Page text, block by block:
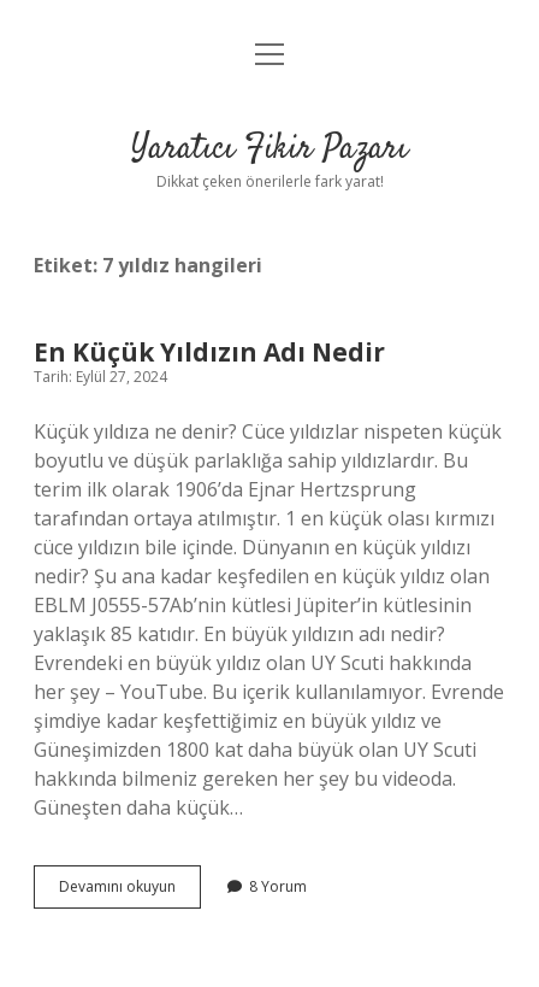
Anasayfa
Yasal Uyarı
menüyü
Yaratıcı Fikir Pazarı
Dikkat çeken önerilerle fark yarat!
Etiket: 7 yıldız hangileri
En Küçük Yıldızın Adı Nedir
Tarih: Eylül 27, 2024
Küçük yıldıza ne denir? Cüce yıldızlar nispeten küçük
boyutlu ve düşük parlaklığa sahip yıldızlardır. Bu
terim ilk olarak 1906’da Ejnar Hertzsprung
tarafından ortaya atılmıştır. 1 en küçük olası kırmızı
cüce yıldızın bile içinde. Dünyanın en küçük yıldızı
nedir? Şu ana kadar keşfedilen en küçük yıldız olan
EBLM J0555-57Ab’nin kütlesi Jüpiter’in kütlesinin
yaklaşık 85 katıdır. En büyük yıldızın adı nedir?
Evrendeki en büyük yıldız olan UY Scuti hakkında
her şey – YouTube. Bu içerik kullanılamıyor. Evrende
şimdiye kadar keşfettiğimiz en büyük yıldız ve
Güneşimizden 1800 kat daha büyük olan UY Scuti
hakkında bilmeniz gereken her şey bu videoda.
Güneşten daha küçük…
Devamını okuyun
Küçük
8 Yorum